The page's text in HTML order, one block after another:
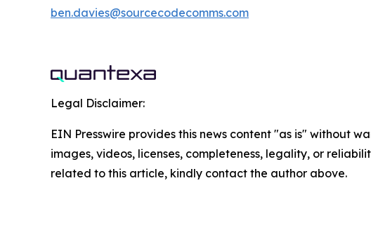
ben.davies@sourcecodecomms.com
Legal Disclaimer:
EIN Presswire provides this news content "as is" without
images, videos, licenses, completeness, legality, or
related to this article, kindly contact the author above.